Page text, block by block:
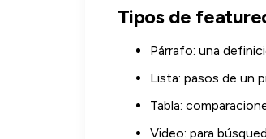
Tipos de
Párrafo: una
Lista: pasos de un
Tabla:
Video: para